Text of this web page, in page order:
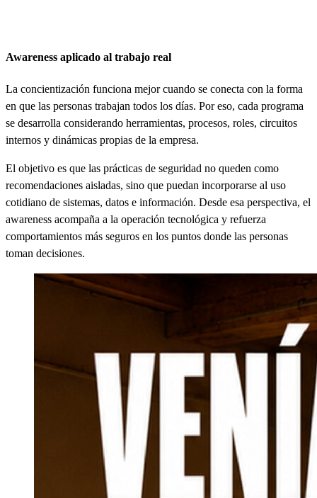
Awareness aplicado al trabajo real
La concientización funciona mejor cuando se conecta con la forma
en que las personas trabajan todos los días. Por eso, cada programa
se desarrolla considerando herramientas, procesos, roles, circuitos
internos y dinámicas propias de la empresa.
El objetivo es que las prácticas de seguridad no queden como
recomendaciones aisladas, sino que puedan incorporarse al uso
cotidiano de sistemas, datos e información. Desde esa perspectiva, el
awareness acompaña a la operación tecnológica y refuerza
comportamientos más seguros en los puntos donde las personas
toman decisiones.